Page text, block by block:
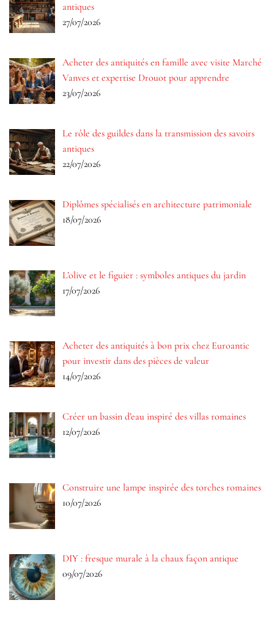
antiques
27/07/2026
Acheter des antiquités en famille avec visite Marché
Vanves et expertise Drouot pour apprendre
23/07/2026
Le rôle des guildes dans la transmission des savoirs
antiques
22/07/2026
Diplômes spécialisés en architecture patrimoniale
18/07/2026
L’olive et le figuier : symboles antiques du jardin
17/07/2026
Acheter des antiquités à bon prix chez Euroantic
pour investir dans des pièces de valeur
14/07/2026
Créer un bassin d’eau inspiré des villas romaines
12/07/2026
Construire une lampe inspirée des torches romaines
10/07/2026
DIY : fresque murale à la chaux façon antique
09/07/2026